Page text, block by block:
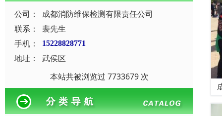
公司：
成都消防维保检测有限责任公司
联系：
裴先生
手机：
15228828771
地址：
武侯区
本站共被浏览过 7733679 次